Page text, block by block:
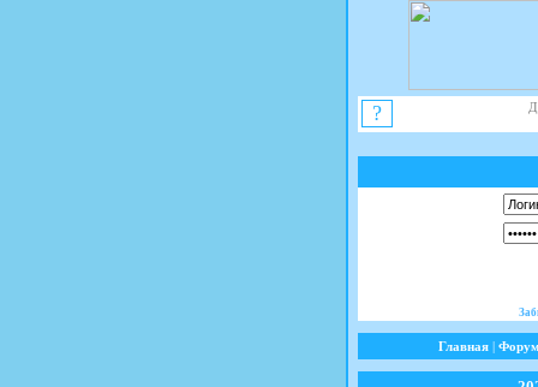
?
Главная |